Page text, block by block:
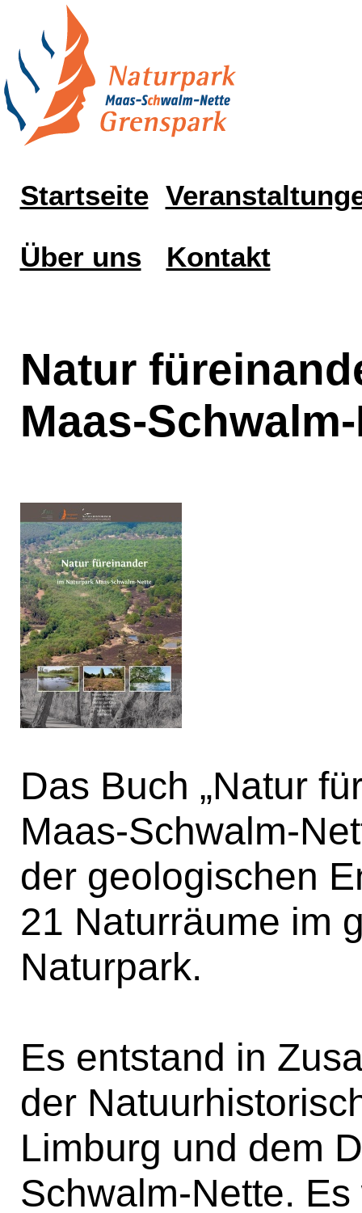
Startseite
Über uns
Kontakt
Natur
Maas-
Das Buch „Natur
Maas-Schwalm-
der geologischen
21 Naturräume im
Naturpark.
Es entstand in
der
Limburg und dem
Schwalm-Nette.